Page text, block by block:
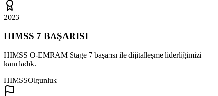
2023
HIMSS 7 BAŞARISI
HIMSS O-EMRAM Stage 7 başarısı ile dijitalleşme liderliğimizi
kanıtladık.
HIMSSOlgunluk